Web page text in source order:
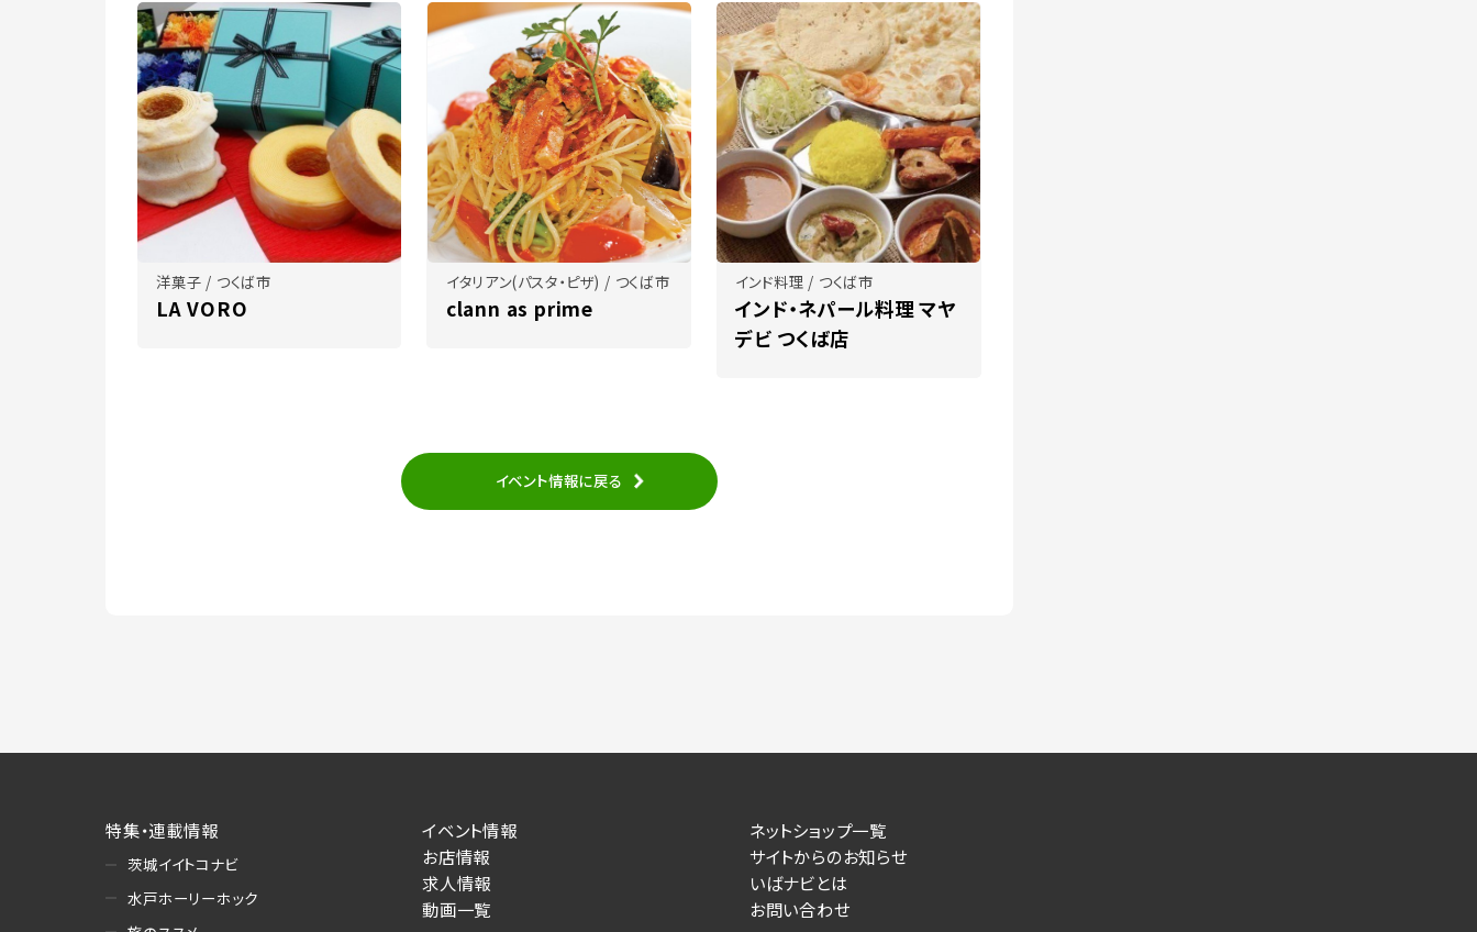
洋菓子 / つくば市
LA VORO
イタリアン(パスタ・ピザ) / つくば市
clann as prime
インド料理 / つくば市
インド・ネパール料理 マヤ
デビ つくば店
イベント情報に戻る
特集・連載情報
茨城イイトコナビ
水戸ホーリーホック
イベント情報
お店情報
求人情報
動画一覧
ネットショップ一覧
サイトからのお知らせ
いばナビとは
お問い合わせ